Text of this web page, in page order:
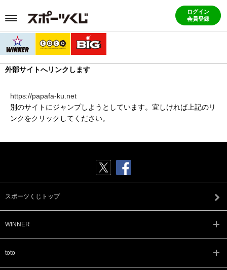
ログイン
会員登録
外部サイトへリンクします
https://papafa-ku.net
別のサイトにジャンプしようとしています。宜しければ上記のリ
ンクをクリックしてください。
スポーツくじトップ
WINNER
toto